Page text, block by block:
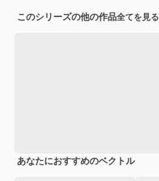
このシリーズの他の作品全てを見る
あなたにおすすめのベクトル